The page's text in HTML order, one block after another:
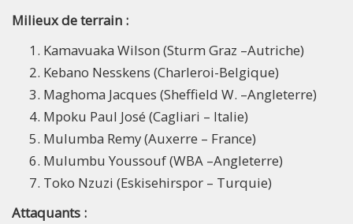
Milieux de terrain :
Kamavuaka Wilson (Sturm Graz –Autriche)
Kebano Nesskens (Charleroi-Belgique)
Maghoma Jacques (Sheffield W. –Angleterre)
Mpoku Paul José (Cagliari – Italie)
Mulumba Remy (Auxerre – France)
Mulumbu Youssouf (WBA –Angleterre)
Toko Nzuzi (Eskisehirspor – Turquie)
Attaquants :